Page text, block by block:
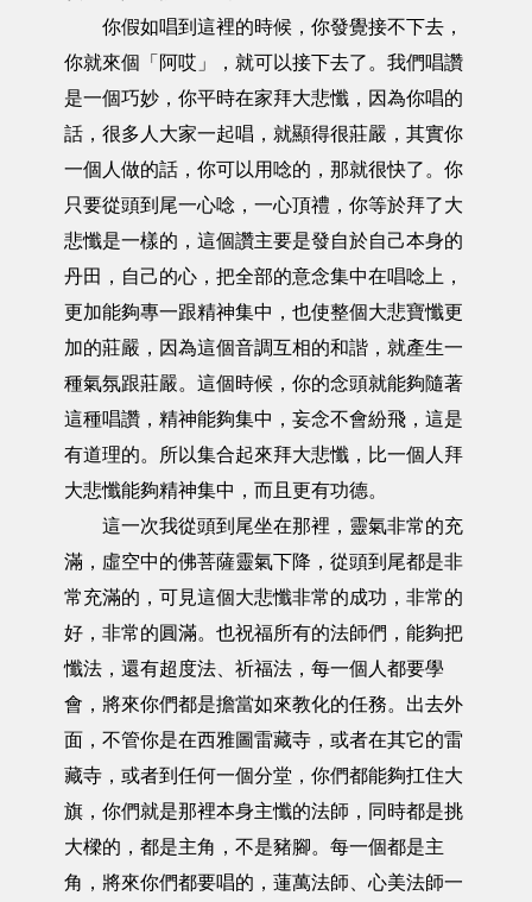
你假如唱到這裡的時候，你發覺接不下去，
你就來個「阿哎」，就可以接下去了。我們唱讚
是一個巧妙，你平時在家拜大悲懺，因為你唱的
話，很多人大家一起唱，就顯得很莊嚴，其實你
一個人做的話，你可以用唸的，那就很快了。你
只要從頭到尾一心唸，一心頂禮，你等於拜了大
悲懺是一樣的，這個讚主要是發自於自己本身的
丹田，自己的心，把全部的意念集中在唱唸上，
更加能夠專一跟精神集中，也使整個大悲寶懺更
加的莊嚴，因為這個音調互相的和諧，就產生一
種氣氛跟莊嚴。這個時候，你的念頭就能夠隨著
這種唱讚，精神能夠集中，妄念不會紛飛，這是
有道理的。所以集合起來拜大悲懺，比一個人拜
大悲懺能夠精神集中，而且更有功德。
這一次我從頭到尾坐在那裡，靈氣非常的充
滿，虛空中的佛菩薩靈氣下降，從頭到尾都是非
常充滿的，可見這個大悲懺非常的成功，非常的
好，非常的圓滿。也祝福所有的法師們，能夠把
懺法，還有超度法、祈福法，每一個人都要學
會，將來你們都是擔當如來教化的任務。出去外
面，不管你是在西雅圖雷藏寺，或者在其它的雷
藏寺，或者到任何一個分堂，你們都能夠扛住大
旗，你們就是那裡本身主懺的法師，同時都是挑
大樑的，都是主角，不是豬腳。每一個都是主
角，將來你們都要唱的，蓮萬法師、心美法師一